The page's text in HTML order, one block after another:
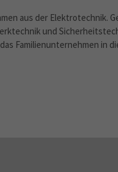
aus der Elektrotechnik.
und
Familienunternehmen in